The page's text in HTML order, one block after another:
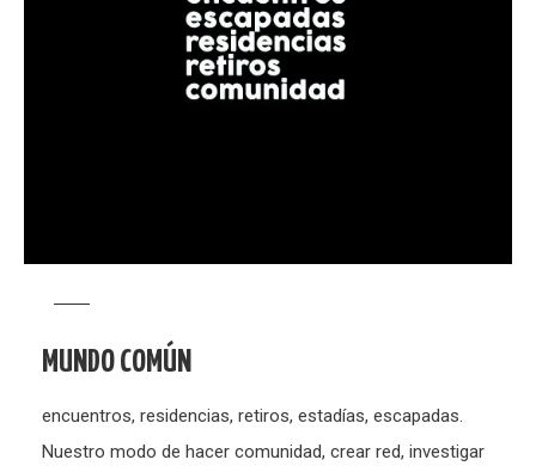
MUNDO COMÚN
encuentros, residencias, retiros, estadías, escapadas.
Nuestro modo de hacer comunidad, crear red, investigar